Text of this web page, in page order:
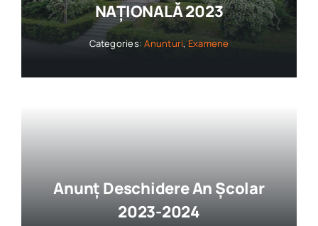
NAȚIONALĂ 2023
Categories:Anunturi, Examene
Anunț Deschidere An Școlar
2023-2024